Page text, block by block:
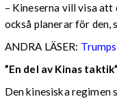
– Kineserna vill visa
också planerar för den,
ANDRA LÄSER:
”En del av Kinas taktik”
Den kinesiska regimen